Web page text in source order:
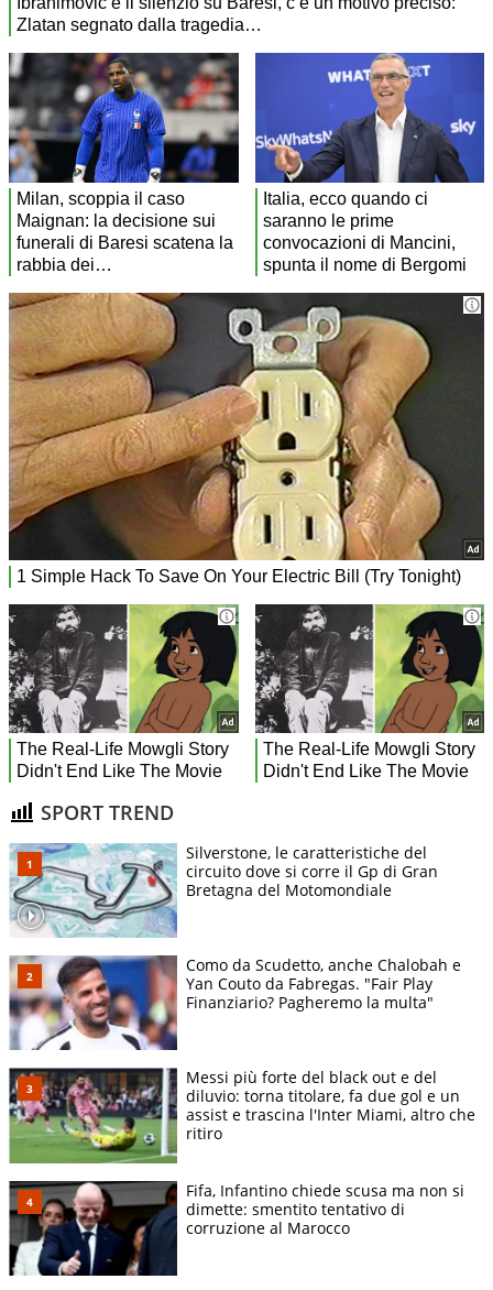
SPORT TREND
Silverstone, le caratteristiche del
circuito dove si corre il Gp di Gran
Bretagna del Motomondiale
Como da Scudetto, anche Chalobah e
Yan Couto da Fabregas. "Fair Play
Finanziario? Pagheremo la multa"
Messi più forte del black out e del
diluvio: torna titolare, fa due gol e un
assist e trascina l'Inter Miami, altro che
ritiro
Fifa, Infantino chiede scusa ma non si
dimette: smentito tentativo di
corruzione al Marocco